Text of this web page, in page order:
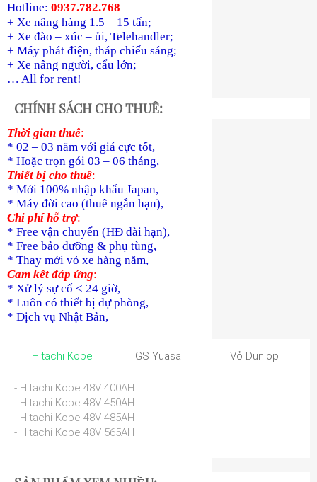
Hotline: 0937.782.768
+ Xe nâng hàng 1.5 – 15 tấn;
+ Xe đào – xúc – ủi, Telehandler;
+ Máy phát điện, tháp chiếu sáng;
+ Xe nâng người, cẩu lớn;
… All for rent!
CHÍNH SÁCH CHO THUÊ:
Thời gian thuê:
* 02 – 03 năm với giá cực tốt,
* Hoặc trọn gói 03 – 06 tháng,
Thiết bị cho thuê:
* Mới 100% nhập khẩu Japan,
* Máy đời cao (thuê ngắn hạn),
Chi phí hỗ trợ:
* Free vận chuyển (HĐ dài hạn),
* Free bảo dưỡng & phụ tùng,
* Thay mới vỏ xe hàng năm,
Cam kết đáp ứng:
* Xử lý sự cố < 24 giờ,
* Luôn có thiết bị dự phòng,
* Dịch vụ Nhật Bản,
Hitachi Kobe GS Yuasa Vỏ Dunlop
- Hitachi Kobe 48V 400AH
- Hitachi Kobe 48V 450AH
- Hitachi Kobe 48V 485AH
- Hitachi Kobe 48V 565AH